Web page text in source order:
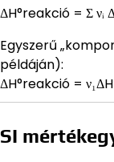
ΔH°reakció = Σ νᵢ
Egyszerű
példáján):
ΔH°reakció =
SI